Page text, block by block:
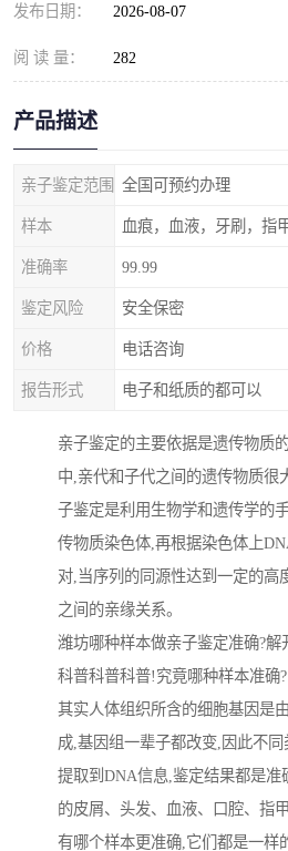
发布日期： 2026-08-07
阅 读 量： 282
产品描述
亲子鉴定范围 全国可预约办理
样本 血痕，血液，牙刷，指
准确率 99.99
鉴定风险 安全保密
价格 电话咨询
报告形式 电子和纸质的都可以
亲子鉴定的主要依据是遗传物质
中,亲代和子代之间的遗传物质很
子鉴定是利用生物学和遗传学的
传物质染色体,再根据染色体上
对,当序列的同源性达到一定的高
之间的亲缘关系。
潍坊哪种样本做亲子鉴定准确?解
科普科普科普!究竟哪种样本准确?
其实人体组织所含的细胞基因是
成,基因组一辈子都改变,因此不同
提取到DNA信息,鉴定结果都是准
的皮屑、头发、血液、口腔、
有哪个样本更准确,它们都是一样